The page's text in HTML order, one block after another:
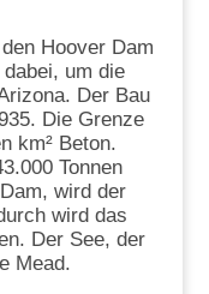
Hoover Dam
um die
Der Bau
Die Grenze
km² Beton.
Tonnen
wird der
wird das
Der See, der
Mead.